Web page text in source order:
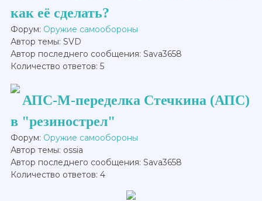
как её сделать?
Форум: Оружие самообороны
Автор темы: SVD
Автор последнего сообщения: Sava3658
Количество ответов: 5
АПС-М-переделка Стечкина (АПС)
в "резинострел"
Форум: Оружие самообороны
Автор темы: ossia
Автор последнего сообщения: Sava3658
Количество ответов: 4